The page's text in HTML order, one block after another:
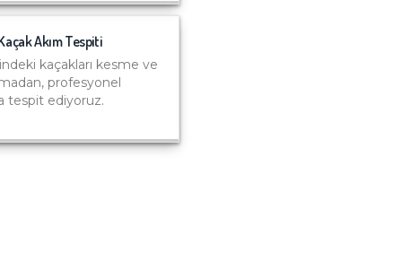
Akım Tespiti
kaçakları kesme ve
profesyonel
tespit ediyoruz.